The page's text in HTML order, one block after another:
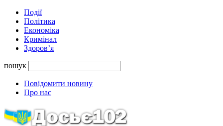
Події
Політика
Економіка
Кримінал
Здоров’я
пошук
Повідомити новину
Про нас